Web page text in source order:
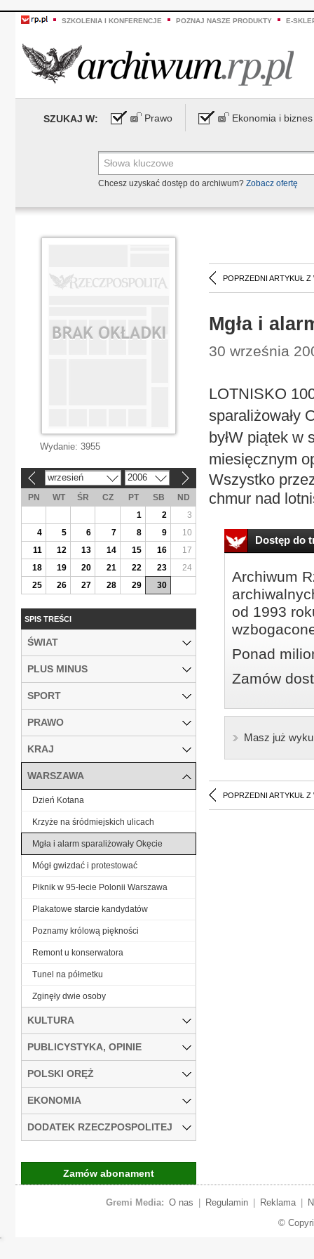
SZKOLENIA I KONFERENCJE POZNAJ NASZE PRODUKTY E-
SZUKAJ W: Prawo Ekonomia i biznes
Chcesz uzyskać dostęp do archiwum? Zobacz ofertę
POPRZEDNI ARTYKUŁ Z
Mgła i
30 września
LOTNISKO
sparaliżowały
byłW piątek w
miesięcznym
Wszystko
chmur nad
Dostęp do
Archiwum
od 1993
Ponad
Zamów
Masz już
POPRZEDNI ARTYKUŁ Z
Wydanie: 3955
wrzesień 2006
PN WT ŚR CZ PT SB
ND
1
2
3
4
5 6 7 8 9
10
11
12 13 14 15 16
17
18
19 20 21 22 23
24
25
26 27 28 29 30
SPIS TREŚCI
ŚWIAT
PLUS MINUS
SPORT
PRAWO
KRAJ
WARSZAWA
Dzień Kotana
Krzyże na śródmiejskich ulicach
Mgła i alarm sparaliżowały Okęcie
Mógł gwizdać i protestować
Piknik w 95-lecie Polonii Warszawa
Plakatowe starcie kandydatów
Poznamy królową piękności
Remont u konserwatora
Tunel na półmetku
Zginęły dwie osoby
KULTURA
PUBLICYSTYKA, OPINIE
POLSKI ORĘŻ
EKONOMIA
DODATEK RZECZPOSPOLITEJ
Zamów abonament
Gremi Media: O nas Regulamin Reklama
©